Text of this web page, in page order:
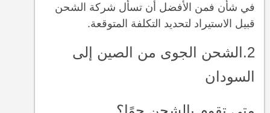
في شأن فمن الأفضل أن تسأل شركة الشحن
قبيل الاستيراد لتحديد التكلفة المتوقعة.
2.الشحن الجوى من الصين إلى
السودان